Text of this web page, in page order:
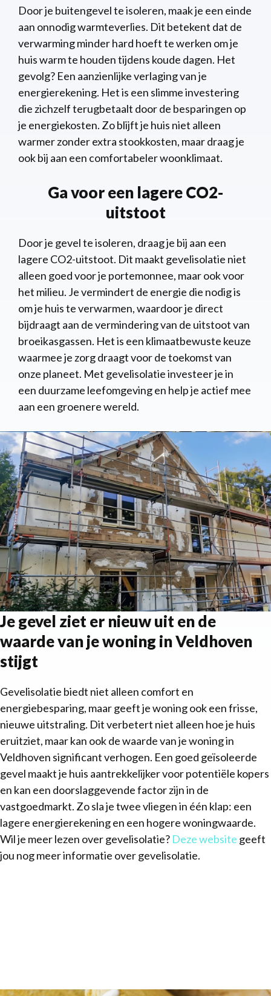
Door je buitengevel te isoleren, maak je een einde
aan onnodig warmteverlies. Dit betekent dat de
verwarming minder hard hoeft te werken om je
huis warm te houden tijdens koude dagen. Het
gevolg? Een aanzienlijke verlaging van je
energierekening. Het is een slimme investering
die zichzelf terugbetaalt door de besparingen op
je energiekosten. Zo blijft je huis niet alleen
warmer zonder extra stookkosten, maar draag je
ook bij aan een comfortabeler woonklimaat.
Ga voor een lagere CO2-
uitstoot
Door je gevel te isoleren, draag je bij aan een
lagere CO2-uitstoot. Dit maakt gevelisolatie niet
alleen goed voor je portemonnee, maar ook voor
het milieu. Je vermindert de energie die nodig is
om je huis te verwarmen, waardoor je direct
bijdraagt aan de vermindering van de uitstoot van
broeikasgassen. Het is een klimaatbewuste keuze
waarmee je zorg draagt voor de toekomst van
onze planeet. Met gevelisolatie investeer je in
een duurzame leefomgeving en help je actief mee
aan een groenere wereld.
Je gevel ziet er nieuw uit en de
waarde van je woning in Veldhoven
stijgt
Gevelisolatie biedt niet alleen comfort en
energiebesparing, maar geeft je woning ook een frisse,
nieuwe uitstraling. Dit verbetert niet alleen hoe je huis
eruitziet, maar kan ook de waarde van je woning in
Veldhoven significant verhogen. Een goed geïsoleerde
gevel maakt je huis aantrekkelijker voor potentiële kopers
en kan een doorslaggevende factor zijn in de
vastgoedmarkt. Zo sla je twee vliegen in één klap: een
lagere energierekening en een hogere woningwaarde.
Wil je meer lezen over gevelisolatie? Deze website geeft
jou nog meer informatie over gevelisolatie.